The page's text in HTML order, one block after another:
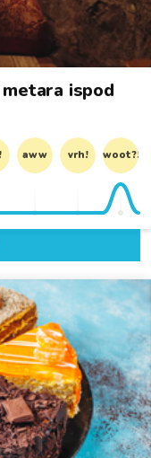
ispod
aww vrh! woot?!